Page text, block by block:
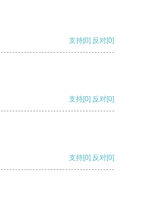
支持[0] 反对[0]
支持[0] 反对[0]
支持[0] 反对[0]